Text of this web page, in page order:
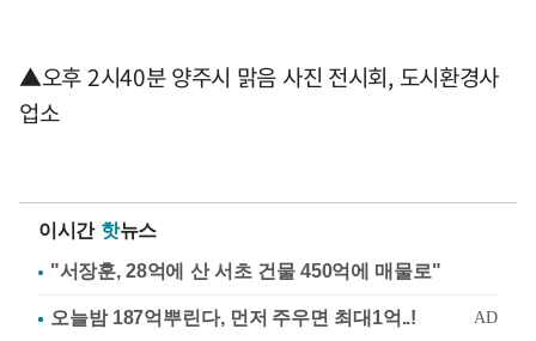
▲오후 2시40분 양주시 맑음 사진 전시회, 도시환경사
업소
이시간 핫뉴스
"서장훈, 28억에 산 서초 건물 450억에 매물로"